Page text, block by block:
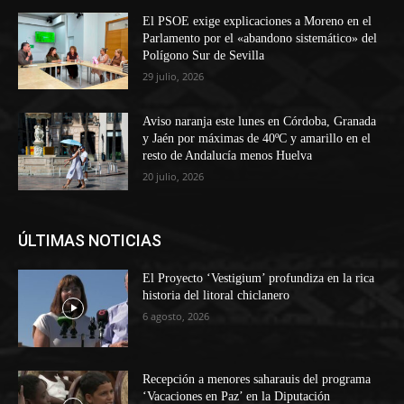
El PSOE exige explicaciones a Moreno en el
Parlamento por el «abandono sistemático» del
Polígono Sur de Sevilla
29 julio, 2026
Aviso naranja este lunes en Córdoba, Granada
y Jaén por máximas de 40ºC y amarillo en el
resto de Andalucía menos Huelva
20 julio, 2026
ÚLTIMAS NOTICIAS
El Proyecto ‘Vestigium’ profundiza en la rica
historia del litoral chiclanero
6 agosto, 2026
Recepción a menores saharauis del programa
‘Vacaciones en Paz’ en la Diputación